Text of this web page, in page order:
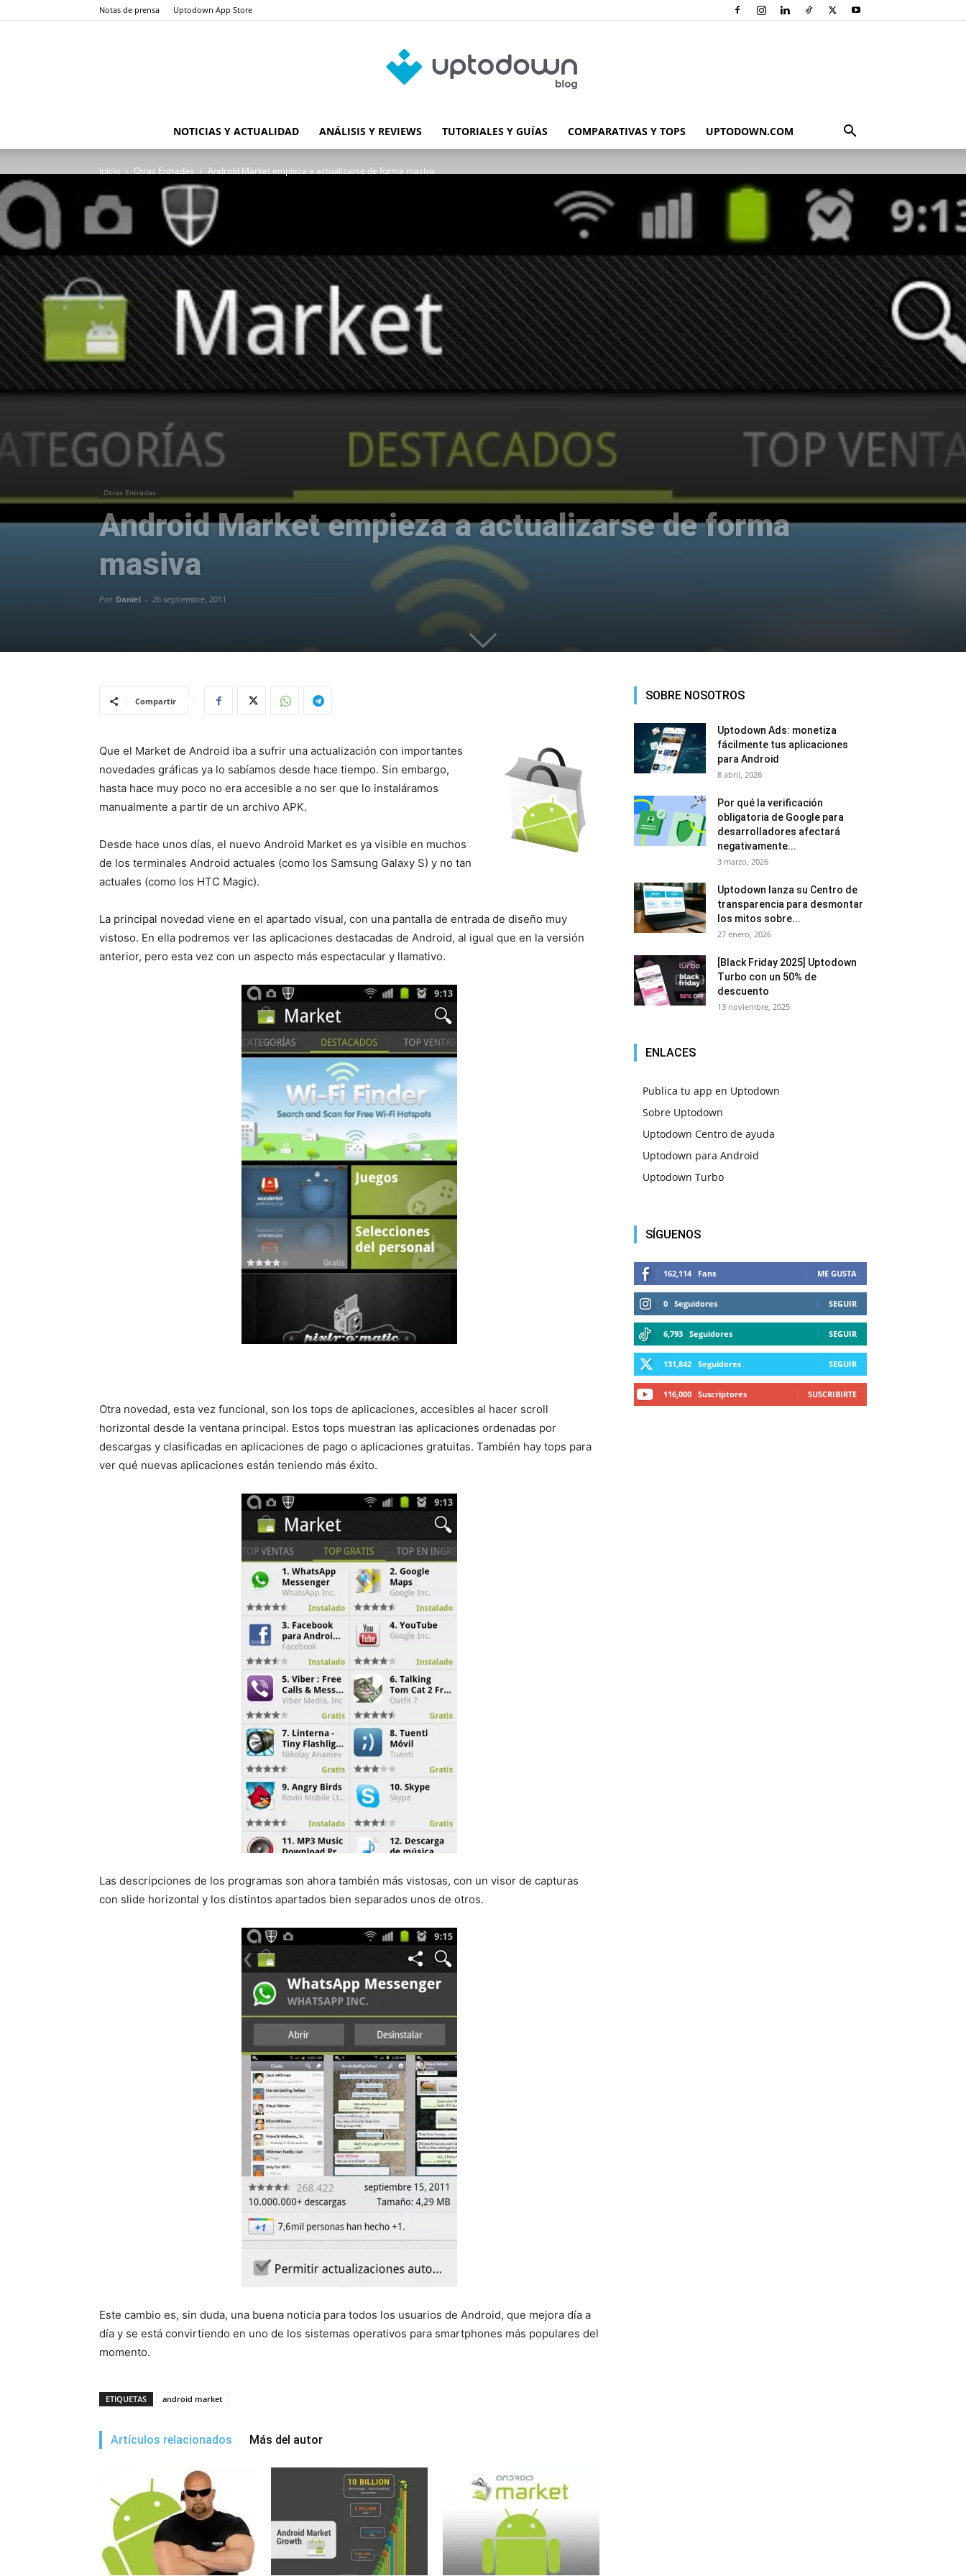
Notas de prensa Uptodown App Store
Blog
Uptodown
NOTICIAS Y ACTUALIDAD ANÁLISIS Y REVIEWS TUTORIALES Y GUÍAS COMPARATIVAS Y TOPS UPTODOWN.COM
Inicio Otras Entradas Android Market empieza a actualizarse de forma masiva
Otras Entradas
Android Market empieza a actualizarse de forma
masiva
Por Daniel - 26 septiembre, 2011
Compartir
Que el Market de Android iba a sufrir una actualización con importantes
novedades gráficas ya lo sabíamos desde hace tiempo. Sin embargo,
hasta hace muy poco no era accesible a no ser que lo instaláramos
manualmente a partir de un archivo APK.
Desde hace unos días, el nuevo Android Market es ya visible en muchos
de los terminales Android actuales (como los Samsung Galaxy S) y no tan
actuales (como los HTC Magic).
La principal novedad viene en el apartado visual, con una pantalla de entrada de diseño muy
vistoso. En ella podremos ver las aplicaciones destacadas de Android, al igual que en la versión
anterior, pero esta vez con un aspecto más espectacular y llamativo.
Otra novedad, esta vez funcional, son los tops de aplicaciones, accesibles al hacer scroll
horizontal desde la ventana principal. Estos tops muestran las aplicaciones ordenadas por
descargas y clasificadas en aplicaciones de pago o aplicaciones gratuitas. También hay tops para
ver qué nuevas aplicaciones están teniendo más éxito.
Las descripciones de los programas son ahora también más vistosas, con un visor de capturas
con slide horizontal y los distintos apartados bien separados unos de otros.
Este cambio es, sin duda, una buena noticia para todos los usuarios de Android, que mejora día a
día y se está convirtiendo en uno de los sistemas operativos para smartphones más populares del
momento.
ETIQUETAS android market
Artículos relacionados Más del autor
SOBRE NOSOTROS
Uptodown Ads: monetiza
fácilmente tus aplicaciones
para Android
8 abril, 2026
Por qué la verificación
obligatoria de Google para
desarrolladores afectará
negativamente...
3 marzo, 2026
Uptodown lanza su Centro de
transparencia para desmontar
los mitos sobre...
27 enero, 2026
[Black Friday 2025] Uptodown
Turbo con un 50% de
descuento
13 noviembre, 2025
ENLACES
Publica tu app en Uptodown
Sobre Uptodown
Uptodown Centro de ayuda
Uptodown para Android
Uptodown Turbo
SÍGUENOS
162,114 Fans ME GUSTA
0 Seguidores SEGUIR
6,793 Seguidores SEGUIR
131,842 Seguidores SEGUIR
116,000 Suscriptores SUSCRIBIRTE